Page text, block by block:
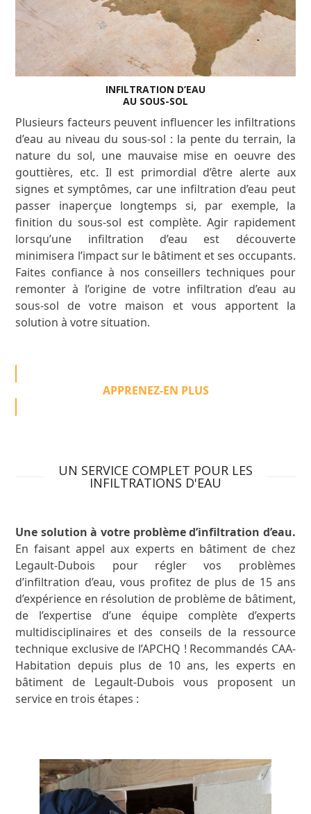
INFILTRATION D’EAU
AU SOUS-SOL
Plusieurs facteurs peuvent influencer les infiltrations
d’eau au niveau du sous-sol : la pente du terrain, la
nature du sol, une mauvaise mise en oeuvre des
gouttières, etc. Il est primordial d’être alerte aux
signes et symptômes, car une infiltration d’eau peut
passer inaperçue longtemps si, par exemple, la
finition du sous-sol est complète. Agir rapidement
lorsqu’une infiltration d’eau est découverte
minimisera l’impact sur le bâtiment et ses occupants.
Faites confiance à nos conseillers techniques pour
remonter à l’origine de votre infiltration d’eau au
sous-sol de votre maison et vous apportent la
solution à votre situation.
APPRENEZ-EN PLUS
UN SERVICE COMPLET POUR LES
INFILTRATIONS D'EAU
Une solution à votre problème d’infiltration d’eau.
En faisant appel aux experts en bâtiment de chez
Legault-Dubois pour régler vos problèmes
d’infiltration d’eau, vous profitez de plus de 15 ans
d’expérience en résolution de problème de bâtiment,
de l’expertise d’une équipe complète d’experts
multidisciplinaires et des conseils de la ressource
technique exclusive de l’APCHQ ! Recommandés CAA-
Habitation depuis plus de 10 ans, les experts en
bâtiment de Legault-Dubois vous proposent un
service en trois étapes :